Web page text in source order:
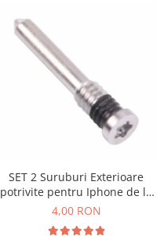
SET 2 Suruburi Exterioare
potrivite pentru Iphone de la
Seria X la Seria 13 - ARGINTIU
4,00 RON